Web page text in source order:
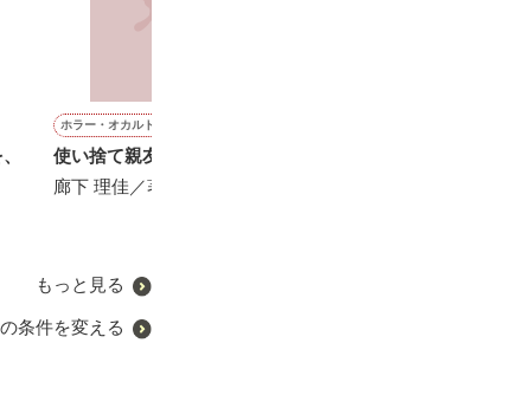
ホラー・オカルト
使い捨て親友童話
廊下 理佳／著
もっと見る
条件を変える